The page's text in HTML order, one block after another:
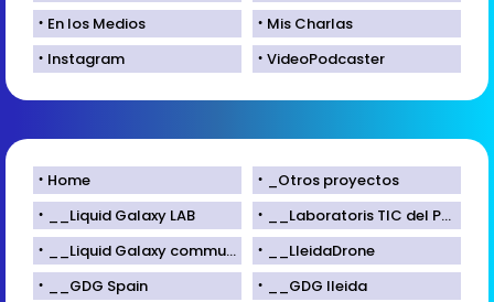
En los Medios
Mis Charlas
Instagram
VideoPodcaster
Home
_Otros proyectos
__Liquid Galaxy LAB
__Laboratoris TIC del Parc Científic de Lleida
__Liquid Galaxy community
__LleidaDrone
__GDG Spain
__GDG lleida